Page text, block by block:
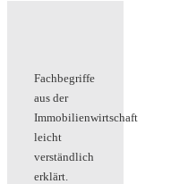
Fachbegriffe
aus der
Immobilienwirtschaft
leicht
verständlich
erklärt.